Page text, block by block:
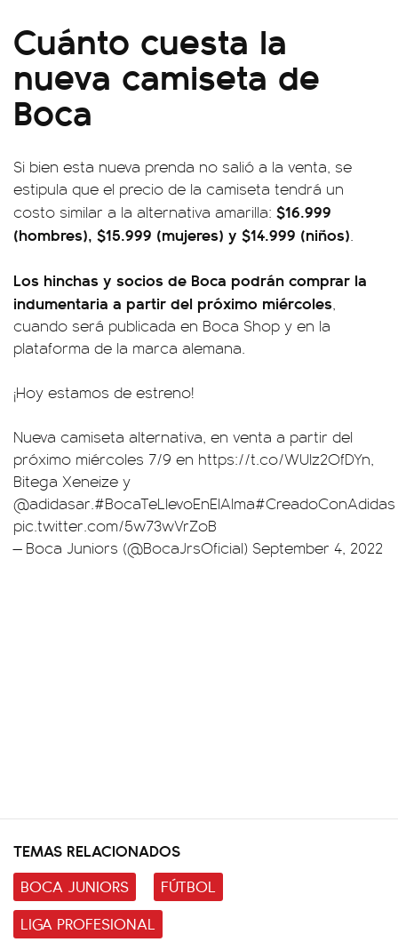
Cuánto cuesta la
nueva camiseta de
Boca
Si bien esta nueva prenda no salió a la venta, se
estipula que el precio de la camiseta tendrá un
costo similar a la alternativa amarilla: $16.999
(hombres), $15.999 (mujeres) y $14.999 (niños).
Los hinchas y socios de Boca podrán comprar la
indumentaria a partir del próximo miércoles,
cuando será publicada en Boca Shop y en la
plataforma de la marca alemana.
¡Hoy estamos de estreno!
Nueva camiseta alternativa, en venta a partir del
próximo miércoles 7/9 en https://t.co/WUIz2OfDYn,
Bitega Xeneize y
@adidasar.#BocaTeLlevoEnElAlma#CreadoConAdidas
pic.twitter.com/5w73wVrZoB
— Boca Juniors (@BocaJrsOficial) September 4, 2022
TEMAS RELACIONADOS
BOCA JUNIORS
FÚTBOL
LIGA PROFESIONAL